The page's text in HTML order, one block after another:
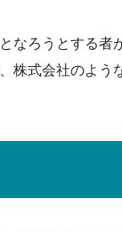
なろうとする
株式会社のよう